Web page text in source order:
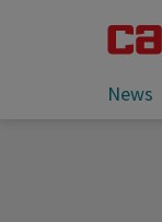
News
Sie lesen: